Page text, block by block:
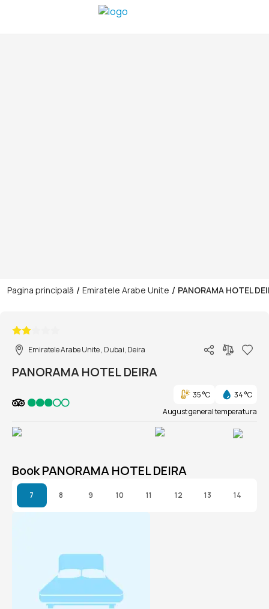
Pagina principală / Emiratele Arabe Unite / PANORAMA HOTEL
Emiratele Arabe Unite , Dubai, Deira
PANORAMA HOTEL DEIRA
35 °C
34 °C
August general temperatura
Book PANORAMA HOTEL DEIRA
7 8 9 10 11 12 13 14